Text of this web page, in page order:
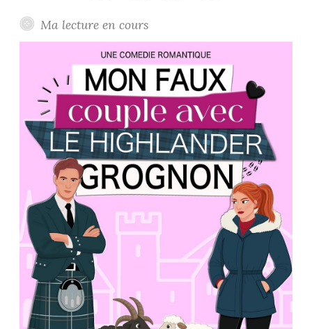
Ma lecture en cours